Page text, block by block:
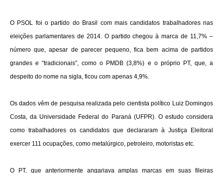
O PSOL foi o partido do Brasil com mais candidatos trabalhadores nas
eleições parlamentares de 2014. O partido chegou à marca de 11,7% –
número que, apesar de parecer pequeno, fica bem acima de partidos
grandes e “tradicionais”, como o PMDB (3,8%) e o próprio PT, que, a
despeito do nome na sigla, ficou com apenas 4,9%.
Os dados vêm de pesquisa realizada pelo cientista político Luiz Domingos
Costa, da Universidade Federal do Paraná (UFPR). O estudo considera
como trabalhadores os candidatos que declararam à Justiça Eleitoral
exercer 111 ocupações, como metalúrgico, petroleiro, motoristas etc.
O PT, que anteriormente angariava amplas marcas em suas fileiras